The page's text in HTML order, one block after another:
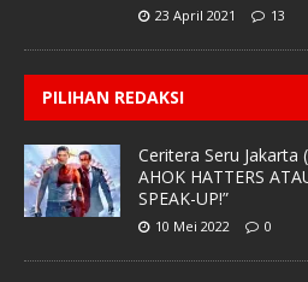
23 April 2021 13
PILIHAN REDAKSI
Ceritera Seru Jakarta
AHOK HATTERS
SPEAK-UP!”
10 Mei 2022 0